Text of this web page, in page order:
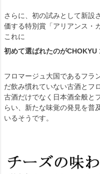
さらに、初の試みとして新設
価する特別賞「アリアンス・
これに
初めて選ばれたのがCHOKYU
フロマージュ大国であるフラ
だ飲み慣れていない古酒とフ
古酒だけでなく日本酒全般と
らい、新たな味覚の発見を普
いるそうです。